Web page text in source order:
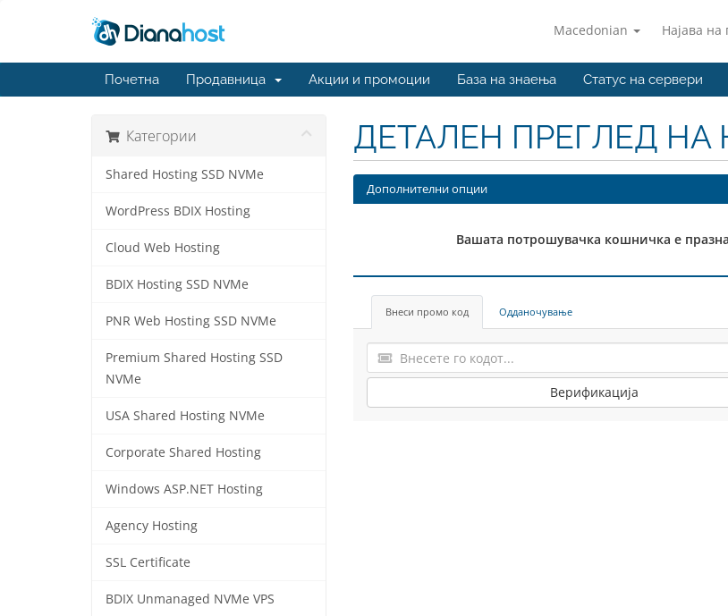
Macedonian Најава
Почетна Продавница Акции и промоции База на знаења Статус на сервери
Категории
Shared Hosting SSD NVMe
WordPress BDIX Hosting
Cloud Web Hosting
BDIX Hosting SSD NVMe
PNR Web Hosting SSD NVMe
Premium Shared Hosting SSD
NVMe
USA Shared Hosting NVMe
Corporate Shared Hosting
Windows ASP.NET Hosting
Agency Hosting
SSL Certificate
BDIX Unmanaged NVMe VPS
ДЕТАЛЕН ПРЕГЛЕД НА
Дополнителни опции
Вашата потрошувачка кошничка е
Внеси промо код Одданочување
Верификација